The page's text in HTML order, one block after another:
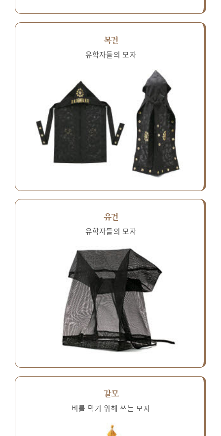
복건
유학자들의 모자
유건
유학자들의 모자
갈모
비를 막기 위해 쓰는 모자